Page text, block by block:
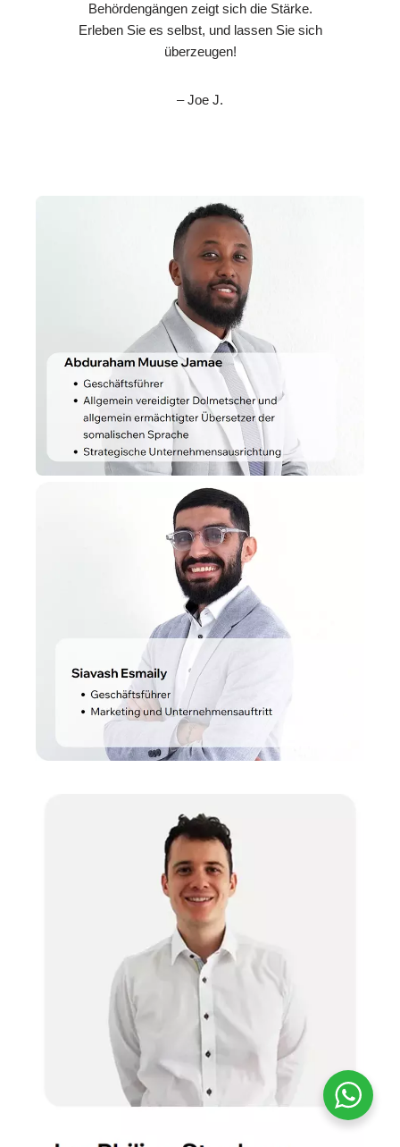
Behördengängen zeigt sich die Stärke.
Erleben Sie es selbst, und lassen Sie sich
überzeugen!
– Joe J.